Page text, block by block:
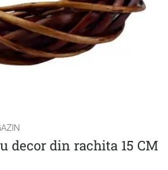
decor din rachita 15 CM